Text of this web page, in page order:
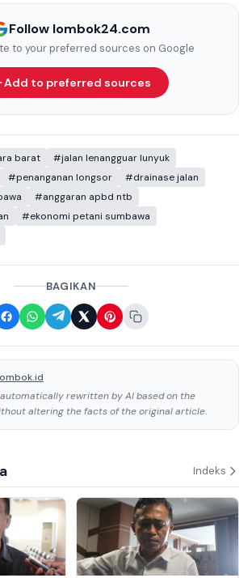
Follow lombok24.com
to your preferred sources on Google
Add to preferred sources
barat
#jalan lenangguar lunyuk
#penanganan longsor
#drainase jalan
#anggaran apbd ntb
#ekonomi petani sumbawa
BAGIKAN
rewritten by AI based on the
altering the facts of the original article.
Indeks